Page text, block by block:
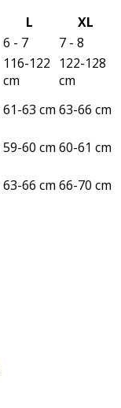
L
XL
6 - 7
7 - 8
116-122
cm
122-128
cm
61-63 cm 63-66 cm
59-60 cm 60-61 cm
63-66 cm 66-70 cm